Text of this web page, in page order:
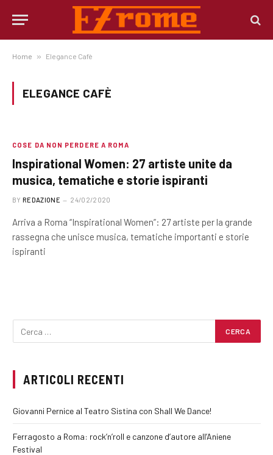
Home » Elegance Cafè
ELEGANCE CAFÈ
COSE DA NON PERDERE A ROMA
Inspirational Women: 27 artiste unite da
musica, tematiche e storie ispiranti
BY REDAZIONE 24/02/2020
Arriva a Roma “Inspirational Women”: 27 artiste per la grande
rassegna che unisce musica, tematiche importanti e storie
ispiranti
ARTICOLI RECENTI
Giovanni Pernice al Teatro Sistina con Shall We Dance!
Ferragosto a Roma: rock’n’roll e canzone d’autore all’Aniene
Festival